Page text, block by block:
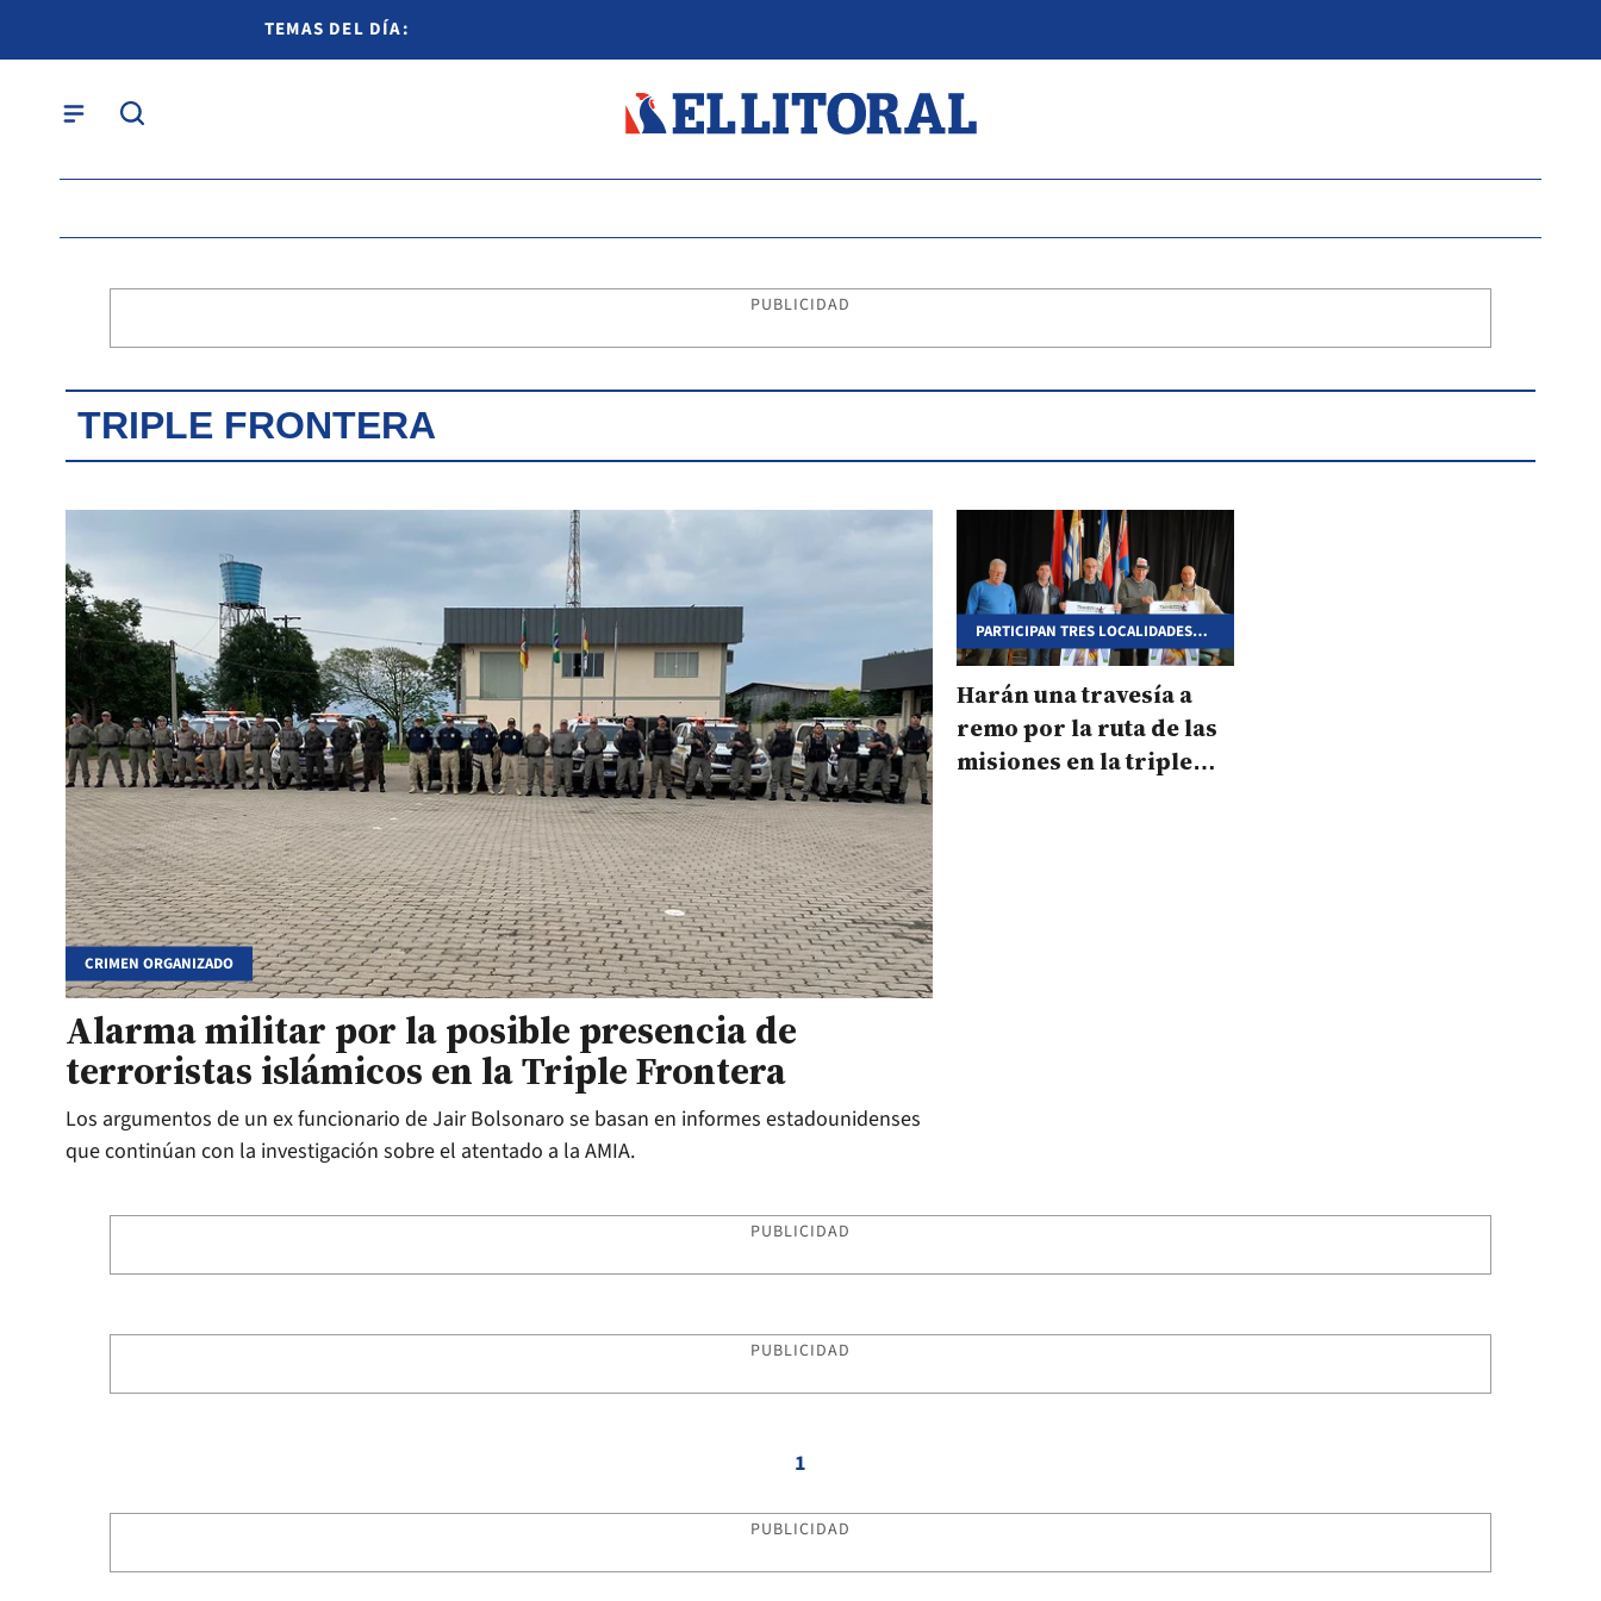
TEMAS DEL DÍA:
PUBLICIDAD
TRIPLE FRONTERA
CRIMEN ORGANIZADO
Alarma militar por la posible presencia de
terroristas islámicos en la Triple Frontera
Los argumentos de un ex funcionario de Jair Bolsonaro se basan en informes estadounidenses
que continúan con la investigación sobre el atentado a la AMIA.
PARTICIPAN TRES LOCALIDADES
CORRENTINAS
Harán una travesía a
remo por la ruta de las
misiones en la triple
PUBLICIDAD
PUBLICIDAD
1
PUBLICIDAD